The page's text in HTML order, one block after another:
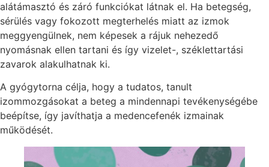
alátámasztó és záró funkciókat látnak el. Ha betegség,
sérülés vagy fokozott megterhelés miatt az izmok
meggyengülnek, nem képesek a rájuk nehezedő
nyomásnak ellen tartani és így vizelet-, széklettartási
zavarok alakulhatnak ki.
A gyógytorna célja, hogy a tudatos, tanult
izommozgásokat a beteg a mindennapi tevékenységébe
beépítse, így javíthatja a medencefenék izmainak
működését.